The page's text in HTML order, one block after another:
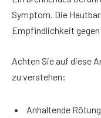
Symptom. Die
Empfindlichkeit
Achten Sie auf diese
zu verstehen:
Anhaltende